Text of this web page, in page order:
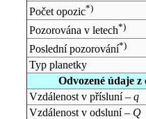
Počet opozic*)
Pozorována v letech*)
Poslední pozorování*)
Typ planetky
Odvozené údaje
Vzdálenost v přísluní – q
Vzdálenost v odsluní – Q